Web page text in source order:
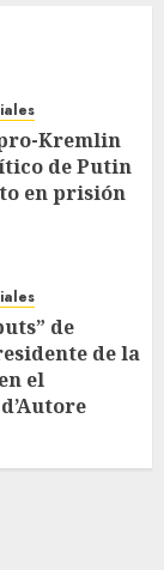
Kremlin
de Putin
en prisión
de
de la
el